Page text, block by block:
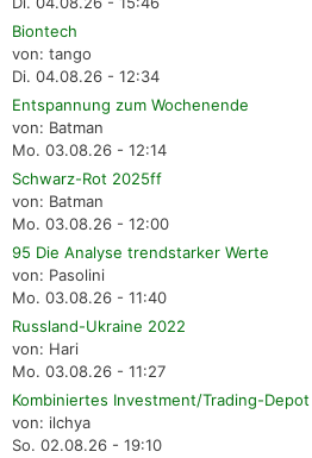
Biontech
von: tango
Di. 04.08.26 - 12:34
Entspannung zum Wochenende
von: Batman
Mo. 03.08.26 - 12:14
Schwarz-Rot 2025ff
von: Batman
Mo. 03.08.26 - 12:00
95 Die Analyse trendstarker Werte
von: Pasolini
Mo. 03.08.26 - 11:40
Russland-Ukraine 2022
von: Hari
Mo. 03.08.26 - 11:27
Kombiniertes Investment/Trading-Depot
von: ilchya
So. 02.08.26 - 19:10